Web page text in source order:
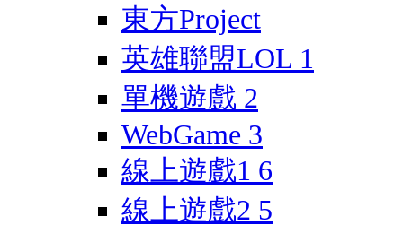
東方Project
英雄聯盟LOL 1
單機遊戲 2
WebGame 3
線上遊戲1 6
線上遊戲2 5